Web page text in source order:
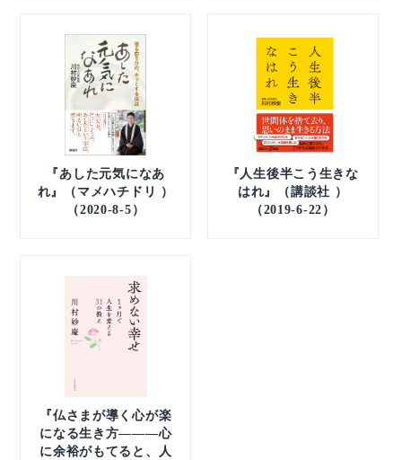
『あした元気になあ
れ』（マメハチドリ ）
（2020-8-5）
『人生後半こう生きな
はれ』（講談社 ）
（2019-6-22）
『仏さまが導く心が楽
になる生き方―――心
に余裕がもてると、人